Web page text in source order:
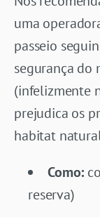
uma
passeio
segurança do
(infelizmente
prejudica os
habitat
Como:
reserva)